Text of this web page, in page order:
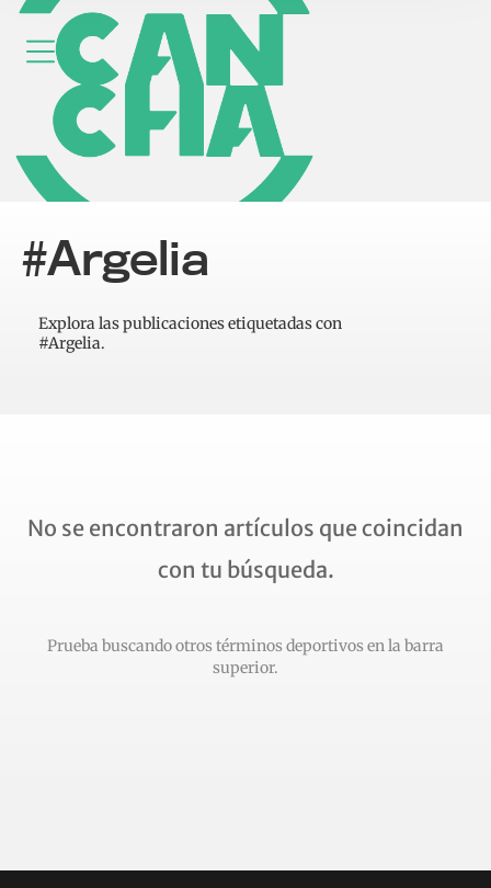
#Argelia
Explora las publicaciones etiquetadas con
#Argelia.
No se encontraron artículos que coincidan
con tu búsqueda.
Prueba buscando otros términos deportivos en la barra
superior.